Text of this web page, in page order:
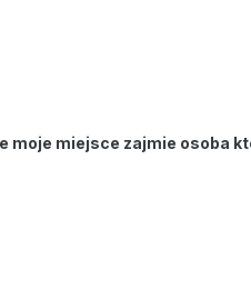
moje miejsce zajmie osoba